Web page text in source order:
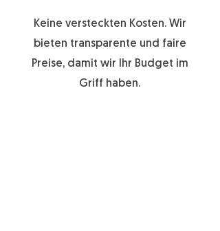
Keine versteckten Kosten. Wir
bieten transparente und faire
Preise, damit wir Ihr Budget im
Griff haben.